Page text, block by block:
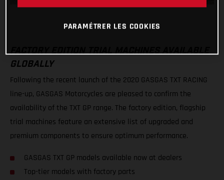
GLOBALLY
Following the recent launch of the 2020 GASGAS TXT RACING
line-up, GASGAS Motorcycles are pleased to confirm the
availability of the TXT GP range. The factory edition, flagship
trial machines feature an extensive list of upgraded and
premium components to ensure optimum performance.
GASGAS TXT GP models available now at dealers
Top-tier models with factory parts
PARAMÉTRER LES COOKIES